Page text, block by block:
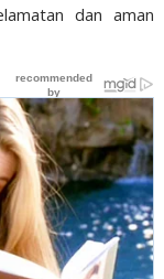
dan aman